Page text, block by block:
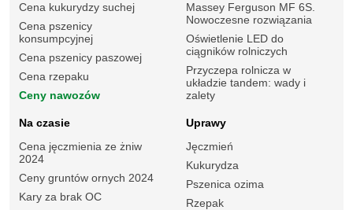
Cena kukurydzy suchej
Cena pszenicy
konsumpcyjnej
Cena pszenicy paszowej
Cena rzepaku
Ceny nawozów
Massey Ferguson MF 6S.
Nowoczesne rozwiązania
Oświetlenie LED do
ciągników rolniczych
Przyczepa rolnicza w
układzie tandem: wady i
zalety
Na czasie
Cena jęczmienia ze żniw
2024
Ceny gruntów ornych 2024
Kary za brak OC
Uprawy
Jęczmień
Kukurydza
Pszenica ozima
Rzepak